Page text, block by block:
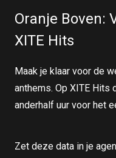
Oranje Boven:
XITE Hits
Maak je klaar voor de
anthems. Op XITE Hits
anderhalf uur voor het
Zet deze data in je